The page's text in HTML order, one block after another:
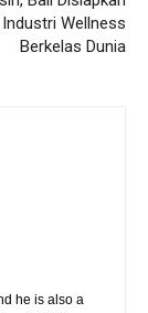
Wellness
Berkelas Dunia
he is also a